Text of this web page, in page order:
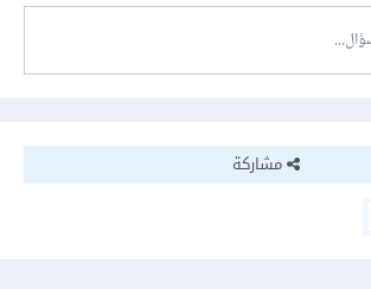
مشاركة